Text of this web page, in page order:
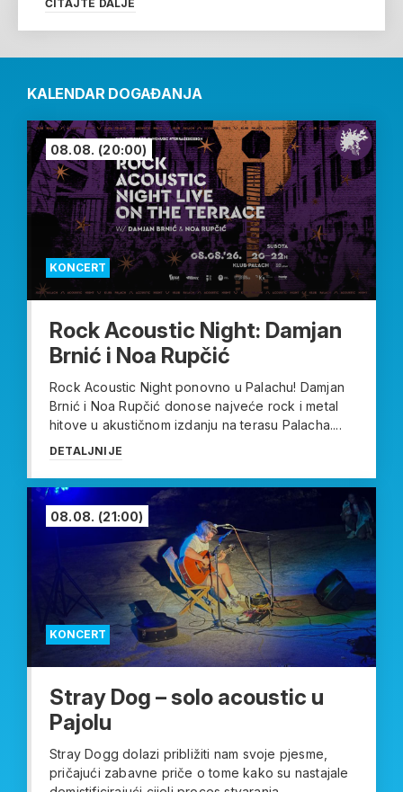
ČITAJTE DALJE
KALENDAR DOGAĐANJA
KONCERT
08.08. (20:00)
Rock Acoustic Night: Damjan
Brnić i Noa Rupčić
Rock Acoustic Night ponovno u Palachu! Damjan
Brnić i Noa Rupčić donose najveće rock i metal
hitove u akustičnom izdanju na terasu Palacha....
DETALJNIJE
KONCERT
08.08. (21:00)
Stray Dog – solo acoustic u
Pajolu
Stray Dogg dolazi približiti nam svoje pjesme,
pričajući zabavne priče o tome kako su nastajale